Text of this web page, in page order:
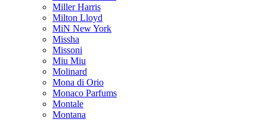
Miller Harris
Milton Lloyd
MiN New York
Missha
Missoni
Miu Miu
Molinard
Mona di Orio
Monaco Parfums
Montale
Montana